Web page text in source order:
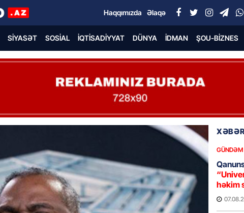
Haqqımızda Əlaqə
SIYASƏT SOSIAL İQTISADIYYAT DÜNYA İDMAN ŞOU-BIZNES
GÜNDƏM
həkim